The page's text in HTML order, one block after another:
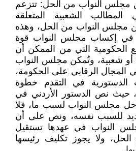
مجلس النواب من الحل: تتزعم
المطالب الشعبية المتعلقة
مجلس النواب من الحل، وهذه
في إكساب مجلس النواب قوة
الحكومية التي من الممكن أن
أو شعبية، وتُمكن مجلس النواب
المجال الرقابي على الحكومة،
الدستورية في التقدم خطوة
حيث نص الدستور الأردني في
إذا حل مجلس النواب لسبب ما، فلا
للسبب نفسه، ونص على أن
النواب في عهدها تستقيل
ولا يجوز تكليف رئيسها